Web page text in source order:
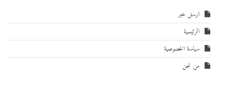
ارسل خبر
الرئيسية
سياسة الخصوصية
من نحن